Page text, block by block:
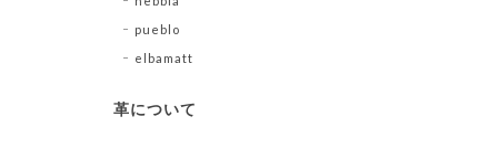
pueblo
elbamatt
革について